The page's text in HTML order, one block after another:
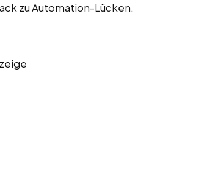
zu Automation-Lücken.